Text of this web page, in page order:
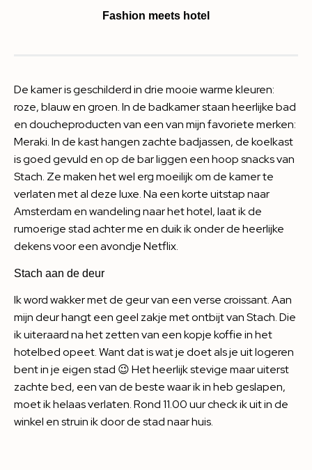
Fashion meets hotel
De kamer is geschilderd in drie mooie warme kleuren:
roze, blauw en groen. In de badkamer staan heerlijke bad
en doucheproducten van een van mijn favoriete merken:
Meraki. In de kast hangen zachte badjassen, de koelkast
is goed gevuld en op de bar liggen een hoop snacks van
Stach. Ze maken het wel erg moeilijk om de kamer te
verlaten met al deze luxe. Na een korte uitstap naar
Amsterdam en wandeling naar het hotel, laat ik de
rumoerige stad achter me en duik ik onder de heerlijke
dekens voor een avondje Netflix.
Stach aan de deur
Ik word wakker met de geur van een verse croissant. Aan
mijn deur hangt een geel zakje met ontbijt van Stach. Die
ik uiteraard na het zetten van een kopje koffie in het
hotelbed opeet. Want dat is wat je doet als je uit logeren
bent in je eigen stad 😉 Het heerlijk stevige maar uiterst
zachte bed, een van de beste waar ik in heb geslapen,
moet ik helaas verlaten. Rond 11.00 uur check ik uit in de
winkel en struin ik door de stad naar huis.